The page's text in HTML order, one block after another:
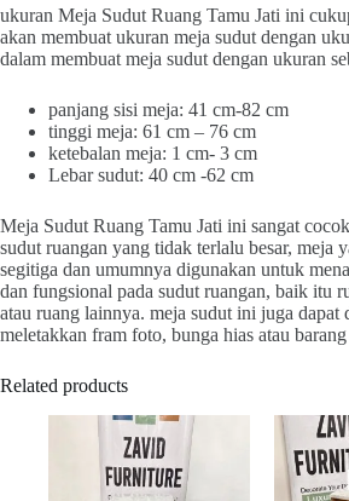
ukuran Meja Sudut Ruang Tamu Jati ini
akan membuat ukuran meja sudut dengan
dalam membuat meja sudut dengan ukuran
panjang sisi meja: 41 cm-82 cm
tinggi meja: 61 cm – 76 cm
ketebalan meja: 1 cm- 3 cm
Lebar sudut: 40 cm -62 cm
Meja Sudut Ruang Tamu Jati ini sangat
sudut ruangan yang tidak terlalu besar, meja
segitiga dan umumnya digunakan untuk
dan fungsional pada sudut ruangan, baik itu
atau ruang lainnya. meja sudut ini juga dapat
meletakkan fram foto, bunga hias atau
Related products